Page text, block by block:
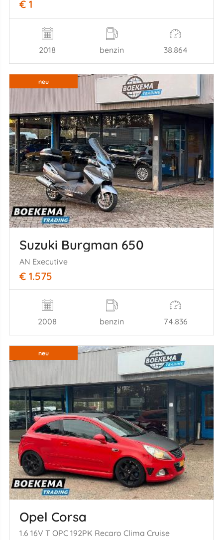
€ 1
2018 benzin 38.864
neu
Suzuki Burgman 650
AN Executive
€ 1.575
2008 benzin 74.836
neu
Opel Corsa
1.6 16V T OPC 192PK Recaro Clima Cruise